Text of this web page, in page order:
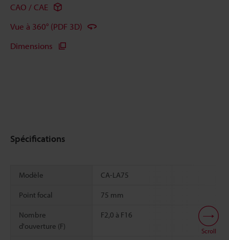
CAO / CAE
Vue à 360° (PDF 3D)
Dimensions
Spécifications
Modèle CA-LA75
Point focal 75 mm
Nombre
d'ouverture (F)
F2,0 à F16
Scroll